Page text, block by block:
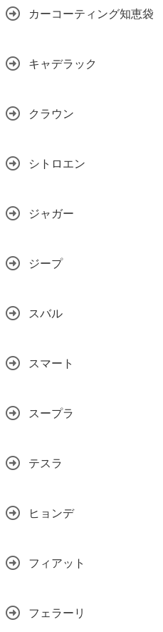
カーコーティング知恵袋
キャデラック
クラウン
シトロエン
ジャガー
ジープ
スバル
スマート
スープラ
テスラ
ヒョンデ
フィアット
フェラーリ